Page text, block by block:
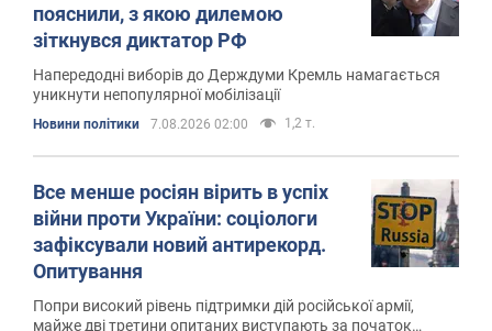
пояснили, з якою дилемою
зіткнувся диктатор РФ
Напередодні виборів до Держдуми Кремль намагається
уникнути непопулярної мобілізації
Новини політики 7.08.2026 02:00 1,2 т.
Все менше росіян вірить в успіх
війни проти України: соціологи
зафіксували новий антирекорд.
Опитування
Попри високий рівень підтримки дій російської армії,
майже дві третини опитаних виступають за початок